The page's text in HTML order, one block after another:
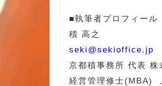
■執筆者プロフィール
積 高之
seki@sekioffice.jp
京都積事務所 代表 株
経営管理修士(MBA)